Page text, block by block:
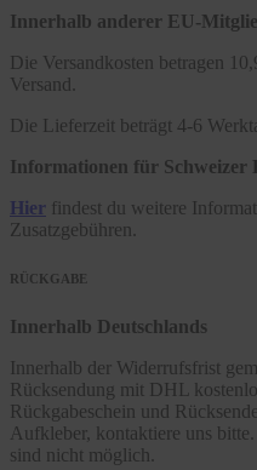
Innerhalb anderer EU-
Die Versandkosten betragen
Versand.
Die Lieferzeit beträgt 4-6
Informationen für Schweizer
Hier findest du weitere
Zusatzgebühren.
RÜCKGABE
Innerhalb Deutschlands
Innerhalb der Widerrufsfrist
Rücksendung mit DHL
Rückgabeschein und
Aufkleber, kontaktiere uns
sind nicht möglich.